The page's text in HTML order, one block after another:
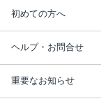
初めての方へ
ヘルプ・お問合せ
重要なお知らせ